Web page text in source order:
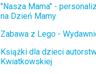
"Nasza Mama" -
na Dzień Mamy
Zabawa z Lego -
Książki dla dzieci
Kwiatkowskiej